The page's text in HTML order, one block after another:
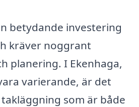
betydande investering
kräver noggrant
planering. I Ekenhaga,
varierande, är det
som är både